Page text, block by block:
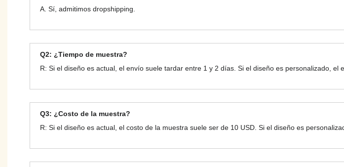
A. Sí, admitimos dropshipping.
Q2: ¿Tiempo de muestra?
R: Si el diseño es actual, el envío suele tardar entre 1 y 2 días. Si el diseño es personalizado, el
Q3: ¿Costo de la muestra?
R: Si el diseño es actual, el costo de la muestra suele ser de 10 USD. Si el diseño es